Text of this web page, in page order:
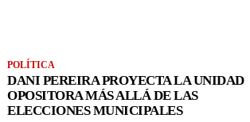
POLÍTICA
DANI PEREIRA PROYECTA LA UNIDAD
OPOSITORA MÁS ALLÁ DE LAS
ELECCIONES MUNICIPALES